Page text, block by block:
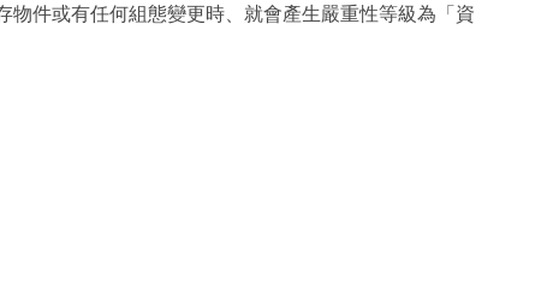
件或有任何組態變更時、就會產生嚴重性等級為「資